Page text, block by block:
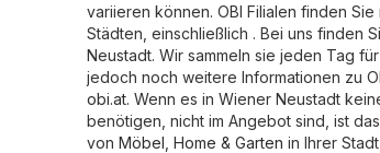
variieren können. OBI Filialen finden
Städten, einschließlich . Bei uns finden
Neustadt. Wir sammeln sie jeden Tag
jedoch noch weitere Informationen zu
obi.at. Wenn es in Wiener Neustadt
benötigen, nicht im Angebot sind, ist
von Möbel, Home & Garten in Ihrer